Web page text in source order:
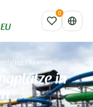
/ Spanien
in